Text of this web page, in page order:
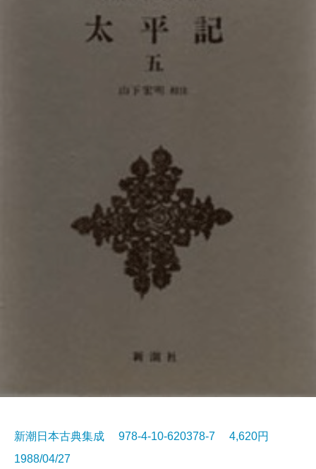
新潮日本古典集成 978-4-10-620378-7 4,620円
1988/04/27